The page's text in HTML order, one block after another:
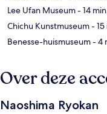
Lee Ufan Museum- 14
Chichu Kunstmuseum-
Benesse-huismuseum- 4
Over deze
Naoshima Ryokan